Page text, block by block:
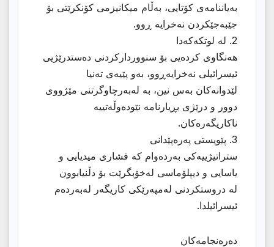
بەیاننامەی کۆتایی، بەڵام میکانیزمی کۆنکرێتی بۆ
جێبەجێکردن نەخرایە ڕوو.
2. لە لوتکەکەدا
هەنگاوی کردەیی بۆ سنووردارکردنی دەستدرێژیی
ئیسرائیلی نەخرایەڕوو، بەو پێیەى تەنیا
لێدوانەکان بەس نین، بە لەبەرچاوگرتنی مێژووی
دوور و درێژی بڕیارنامە نێودەوڵەتییە
ناکاریگەرەکان.
3. پێویستی پەرەپێدانی
ستراتیژییەکی بەردەوام کە فشاری میدیایی و
یاسایی و دیپلۆماسی لەخۆبگرێت بۆ دڵنیابوون
لە دروستکردنى لەمپەرێکى کاریگەر لەبەردەم
ئیسرائیلدا.
دەرەنجامەکان